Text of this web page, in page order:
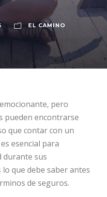
EL CAMINO
pero
pueden encontrarse
que contar con un
esencial para
durante sus
que debe saber antes
de seguros.